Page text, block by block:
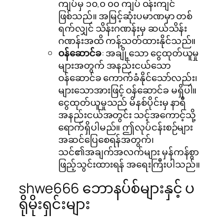
ကျပ်မှ ၁၀,၀ ၀၀ ကျပ် ဝန်းကျင်
ဖြစ်သည်။ အမြင့်ဆုံးပမာဏမှာ တစ်
ရက်လျှင် သိန်းဂဏန်းမှ ဆယ်သိန်း
ဂဏန်းအထိ ကန့်သတ်ထားနိုင်သည်။
ဝန်ဆောင်ခ: အချို့သော ငွေထုတ်ယူမှု
များအတွက် အနည်းငယ်သော
ဝန်ဆောင်ခ ကောက်ခံနိုင်သော်လည်း၊
များသောအားဖြင့် ဝန်ဆောင်ခ မရှိပါ။
ငွေထုတ်ယူမှုသည် မိနစ်ပိုင်းမှ နာရီ
အနည်းငယ်အတွင်း သင့်အကောင့်သို့
ရောက်ရှိပါမည်။ ဤလုပ်ငန်းစဉ်များ
အဆင်ပြေစေရန်အတွက်၊
သင်၏အချက်အလက်များ မှန်ကန်စွာ
ဖြည့်သွင်းထားရန် အရေးကြီးပါသည်။
shwe666 ဘောနပ်စ်များနှင့် ပ
ရိုမိုးရှင်းများ